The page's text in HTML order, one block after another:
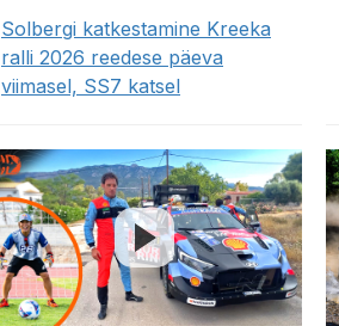
Solbergi katkestamine Kreeka
ralli 2026 reedese päeva
viimasel, SS7 katsel